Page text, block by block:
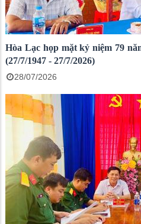
Hòa Lạc họp mặt kỷ niệm 79
(27/7/1947 - 27/7/2026)
28/07/2026